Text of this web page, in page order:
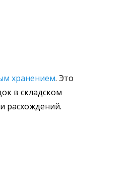
хранением. Это
в складском
расхождений.